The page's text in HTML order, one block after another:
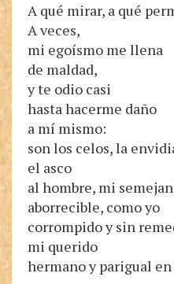
A qué mirar, a qué
A veces,
mi egoísmo me llena
de maldad,
y te odio casi
hasta hacerme daño
a mí mismo:
son los celos, la
el asco
al hombre, mi
aborrecible, como yo
corrompido y sin
mi querido
hermano y parigual